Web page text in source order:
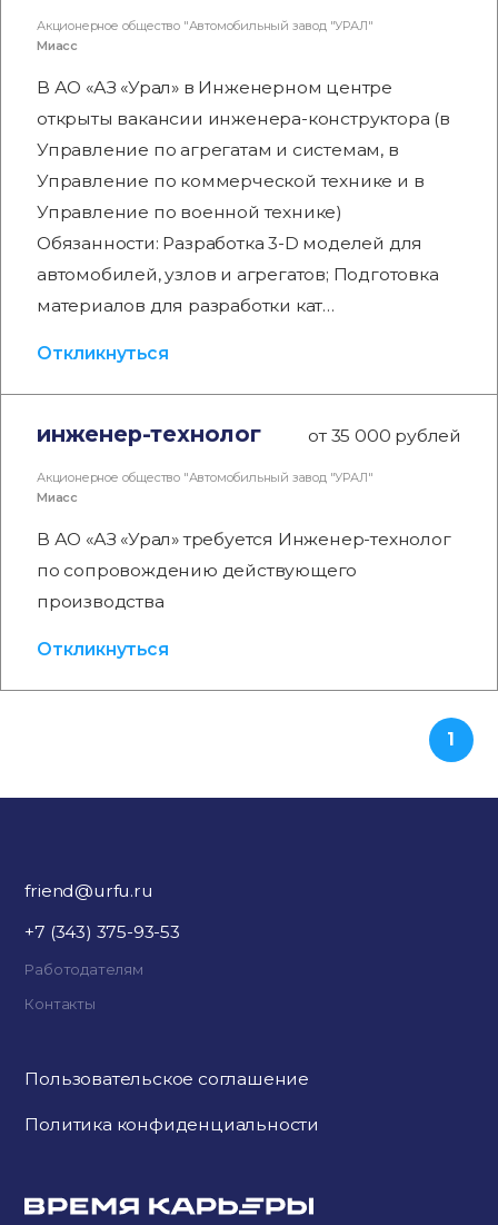
Акционерное общество "Автомобильный завод "УРАЛ"
Миасс
В АО «АЗ «Урал» в Инженерном центре
открыты вакансии инженера-конструктора (в
Управление по агрегатам и системам, в
Управление по коммерческой технике и в
Управление по военной технике)
Обязанности: Разработка 3-D моделей для
автомобилей, узлов и агрегатов; Подготовка
материалов для разработки кат…
Откликнуться
инженер-технолог от 35 000 рублей
Акционерное общество "Автомобильный завод "УРАЛ"
Миасс
В АО «АЗ «Урал» требуется Инженер-технолог
по сопровождению действующего
производства
Откликнуться
1
friend@urfu.ru
+7 (343) 375-93-53
Работодателям
Контакты
Пользовательское соглашение
Политика конфиденциальности